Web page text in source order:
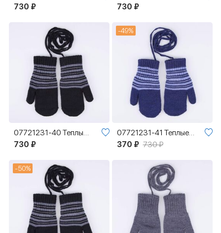
730 ₽
730 ₽
07721231-40 Теплые варежки из шерсти мериноса Полоски черный
730 ₽
-49%
07721231-41 Теплые варежки из шерсти мериноса Полоски синий
370 ₽ 730 ₽
-50%